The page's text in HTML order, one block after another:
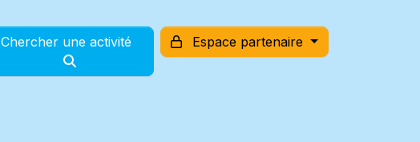
Chercher une activité Espace partenaire